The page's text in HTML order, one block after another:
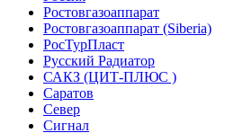
Ростовгазоаппарат
Ростовгазоаппарат (Siberia)
РосТурПласт
Русский Радиатор
САКЗ (ЦИТ-ПЛЮС )
Саратов
Север
Сигнал